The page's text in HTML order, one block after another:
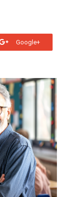
Google+